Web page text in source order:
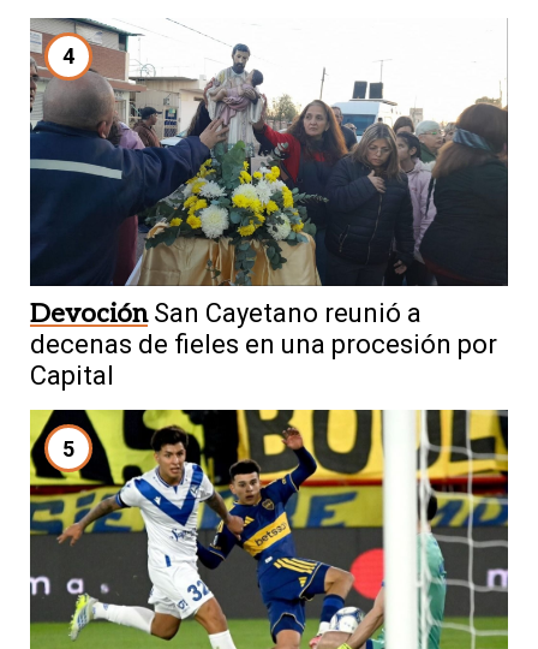
4
Devoción San Cayetano reunió a
decenas de fieles en una procesión por
Capital
5